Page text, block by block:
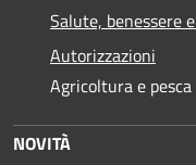
Salute, benessere
Autorizzazioni
Agricoltura e pesca
NOVITÀ